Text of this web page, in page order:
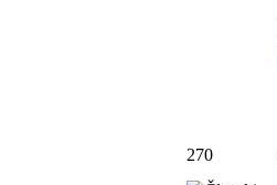
270